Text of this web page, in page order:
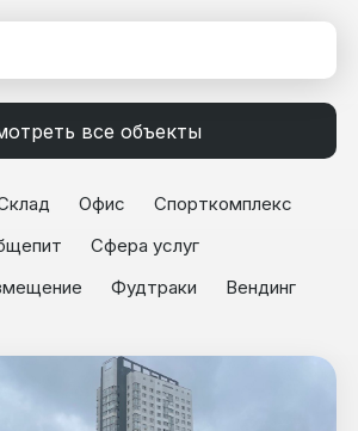
все объекты
Офис
Спорткомплекс
Сфера услуг
Фудтраки Вендинг